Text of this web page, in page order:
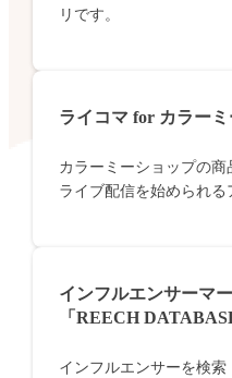
リです。
ライコマ for カラー
カラーミーショップの
ライブ配信を始められる
インフルエンサーマ
「REECH
インフルエンサーを検